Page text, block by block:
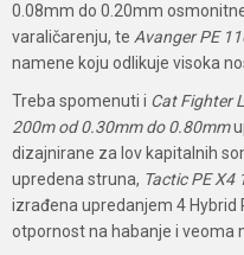
0.08mm do 0.20mm
varaličarenju, te Avanger PE
namene koju odlikuje visoka
Treba spomenuti i Cat Fighter
200m od 0.30mm do 0.80mm
dizajnirane za lov kapitalnih
upredena struna, Tactic PE X4
izrađena upredanjem 4 Hybrid
otpornost na habanje i veoma